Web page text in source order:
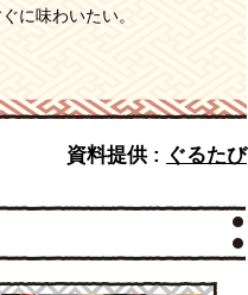
に味わいたい。
資料提供 : ぐるたび